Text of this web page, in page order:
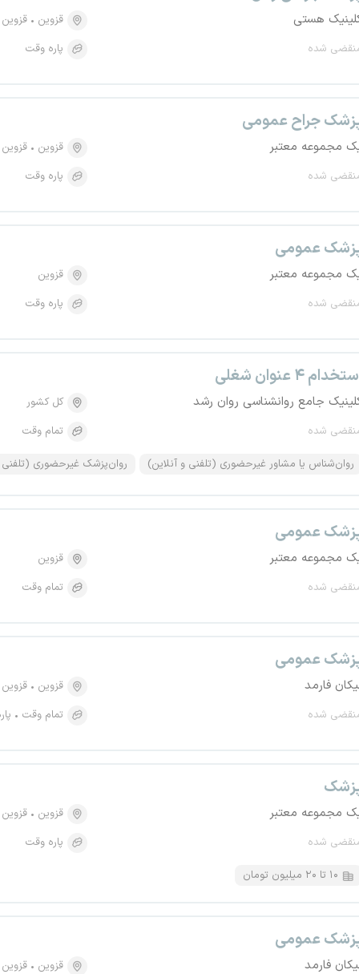
هستی
شده
قزوین
قزوین
پاره وقت
جراح عمومی
مجموعه معتبر
شده
قزوین
قزوین
پاره وقت
عمومی
مجموعه معتبر
شده
قزوین
پاره وقت
۴ عنوان شغلی
جامع روانشناسی روان رشد
شده
کل کشور
تمام وقت
روان‌شناس یا مشاور غیرحضوری (تلفنی و آنلاین) روان‌پزشک غیرحضوری
عمومی
مجموعه معتبر
شده
قزوین
تمام وقت
عمومی
فارمد
شده
قزوین
قزوین
تمام وقت
مجموعه معتبر
شده
قزوین
قزوین
پاره وقت
۱۰ تا ۲۰ میلیون تومان
عمومی
فارمد قزوین
قزوین